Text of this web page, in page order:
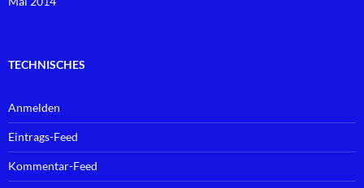
TECHNISCHES
Anmelden
Eintrags-Feed
Kommentar-Feed